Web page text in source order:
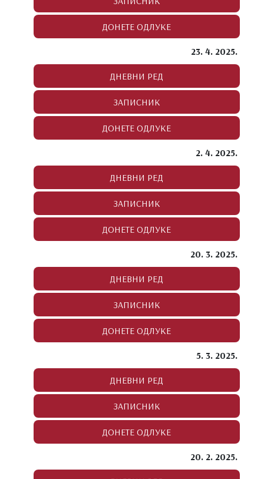
23. 4. 2025.
2. 4. 2025.
20. 3. 2025.
5. 3. 2025.
20. 2. 2025.